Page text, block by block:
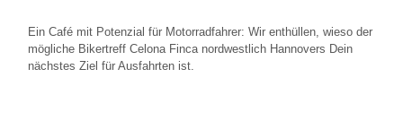
Ein Café mit Potenzial für Motorradfahrer: Wir enthüllen, wieso der
mögliche Bikertreff Celona Finca nordwestlich Hannovers Dein
nächstes Ziel für Ausfahrten ist.